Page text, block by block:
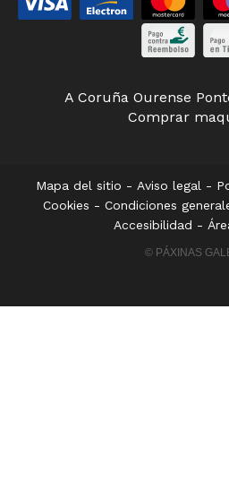
A Coruña Ourense
Comprar
Mapa del sitio - Aviso legal -
Cookies - Condiciones
Accesibilidad -
© PÁXINAS